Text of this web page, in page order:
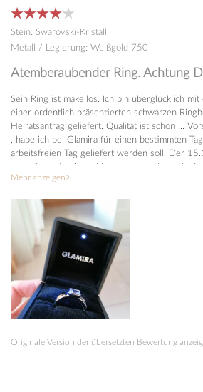
Stein: Swarovski-Kristall
Metall / Legierung: Weißgold 750
Atemberaubender Ring. Achtung
Sein Ring ist makellos. Ich bin überglücklich
einer ordentlich präsentierten schwarzen
Heiratsantrag geliefert. Qualität ist schön ...
, habe ich bei Glamira für einen bestimmten
arbeitsfreien Tag geliefert werden soll. Der
an und wurde einem Nachbarn gegeben, als
über 1000 Euro hatte. Wenn irgendwelche
wäre weg. Ich bin sehr gesegnet, in diesem
Nachbarn zu haben. Bitte seien Sie vorsichtig
Bestellung, die riesige Menge Geld, die ich
irgendjemanden in der Nachbarschaft
Glück haben wir dieses Mal ein Happy End
Mehr anzeigen
Originale Version der übersetzten Bewertung